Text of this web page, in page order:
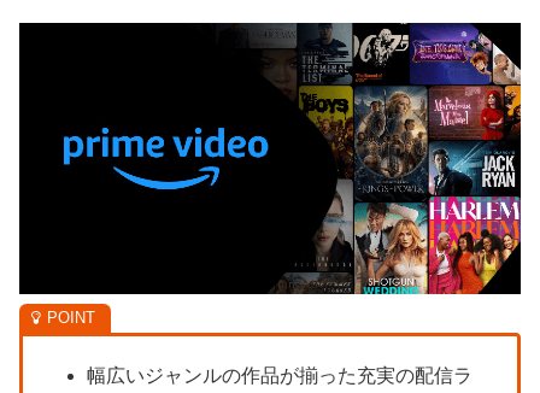
幅広いジャンルの作品が揃った充実の配信ラ